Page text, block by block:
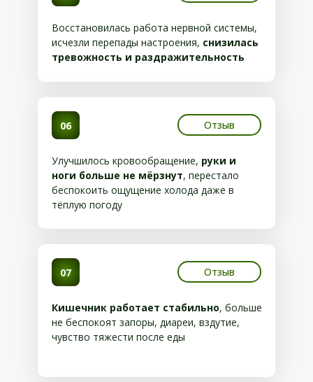
Восстановилась работа нервной системы,
исчезли перепады настроения, снизилась
тревожность и раздражительность
Улучшилось кровообращение, руки и
ноги больше не мёрзнут, перестало
беспокоить ощущение холода даже в
тёплую погоду
06
Кишечник работает стабильно, больше
не беспокоят запоры, диареи, вздутие,
чувство тяжести после еды
07
Отзыв
Отзыв